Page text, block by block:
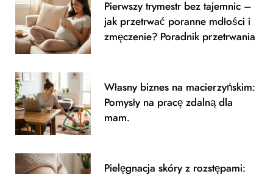
o
g
Pierwszy trymestr bez tajemnic –
jak przetrwać poranne mdłości i
zmęczenie? Poradnik przetrwania
Własny biznes na macierzyńskim:
Pomysły na pracę zdalną dla
mam.
Pielęgnacja skóry z rozstępami: